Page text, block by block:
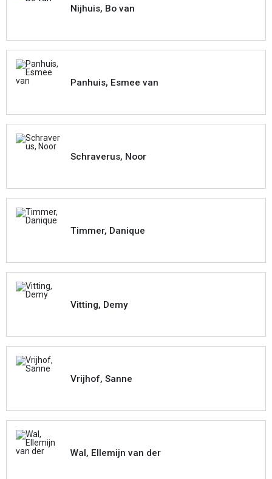
Nijhuis, Bo van
Panhuis, Esmee van
Schraverus, Noor
Timmer, Danique
Vitting, Demy
Vrijhof, Sanne
Wal, Ellemijn van der